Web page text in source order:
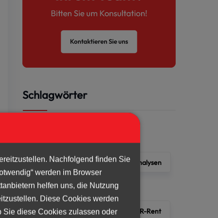
Nachfolgend finden Sie
werden im Browser
helfen uns, die Nutzung
Diese Cookies werden
Sie diese Cookies zulassen oder
Schlagwörter
Arbeitsmarkt Forschung & Analysen
Gesellschaft & Engagement
Gesundheit & Arbeitsleben HR-Rent